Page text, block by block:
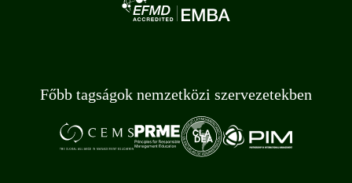
Főbb tagságok nemzetközi szervezetekben